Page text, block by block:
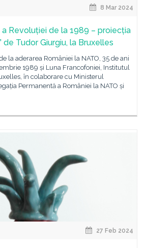
8 Mar 2024
Revoluției de la 1989 – proiecția
de Tudor Giurgiu, la Bruxelles
la aderarea României la NATO, 35 de ani
1989 și Luna Francofoniei, Institutul
în colaborare cu Ministerul
Permanentă a României la NATO și
27 Feb 2024